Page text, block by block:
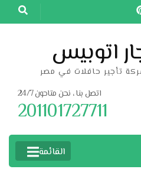
اتوبيس
تأجير حافلات في مصر
اتصل بنا ، نحن متاحون 24/7
201101727711
القائمة